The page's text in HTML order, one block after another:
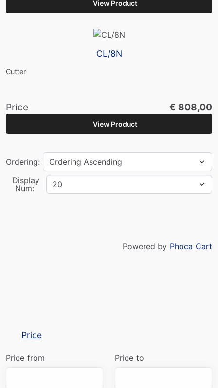
Price
Price from Price to
View Product
CL/8N
Cutter
Price € 808,00
View Product
Ordering:
Display
Num:
Powered by Phoca Cart